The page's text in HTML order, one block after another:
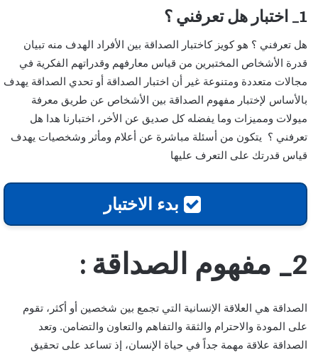
1_ اختبار هل تعرفني ؟
هل تعرفني ؟ هو كويز كاختبار الصداقة بين الأفراد الهدف منه تبيان
قدرة الأشخاص المختبرين من قياس معارفهم وقدراتهم الفكرية في
مجالات متعددة ومتنوعة غير أن اختبار الصداقة أو تحدي الصداقة يهدف
بالأساس لإختبار مفهوم الصداقة بين الأشخاص عن طريق معرفة
ميولات ومميزات وما يفضله كل صديق عن الأخر، اختبارنا هدا هل
تعرفني ؟ يتكون من أسئلة مباشرة عن أعلام ومأثر وشخصيات يهدف
قياس قدرتك على التعرف عليها
بدء الاختبار
2_ مفهوم الصداقة :
الصداقة هي العلاقة الإنسانية التي تجمع بين شخصين أو أكثر، تقوم
على المودة والاحترام والثقة والتفاهم والتعاون والتضامن. وتعد
الصداقة علاقة مهمة جداً في حياة الإنسان، إذ تساعد على تحقيق